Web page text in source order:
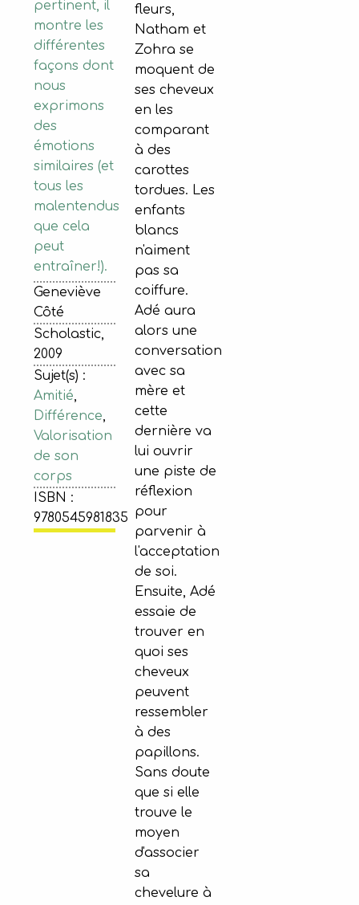
pertinent, il
montre les
différentes
façons dont
nous
exprimons
des
émotions
similaires (et
tous les
malentendus
que cela
peut
entraîner!).
Geneviève
Côté
Scholastic,
2009
Sujet(s) :
Amitié,
Différence,
Valorisation
de son
corps
ISBN :
9780545981835
fleurs,
Natham et
Zohra se
moquent de
ses cheveux
en les
comparant
à des
carottes
tordues. Les
enfants
blancs
n'aiment
pas sa
coiffure.
Adé aura
alors une
conversation
avec sa
mère et
cette
dernière va
lui ouvrir
une piste de
réflexion
pour
parvenir à
l'acceptation
de soi.
Ensuite, Adé
essaie de
trouver en
quoi ses
cheveux
peuvent
ressembler
à des
papillons.
Sans doute
que si elle
trouve le
moyen
d'associer
sa
chevelure à